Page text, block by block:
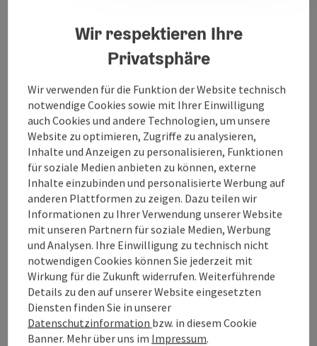
Wanderweg in Mattighofen
Tour und Routeninformationen
Anreise/Lage
Eignung
Anfrage senden
Wir respektieren Ihre
Privatsphäre
Wir verwenden für die Funktion der Website technisch
notwendige Cookies sowie mit Ihrer Einwilligung
auch Cookies und andere Technologien, um unsere
Website zu optimieren, Zugriffe zu analysieren,
Inhalte und Anzeigen zu personalisieren, Funktionen
für soziale Medien anbieten zu können, externe
Inhalte einzubinden und personalisierte Werbung auf
anderen Plattformen zu zeigen. Dazu teilen wir
Informationen zu Ihrer Verwendung unserer Website
mit unseren Partnern für soziale Medien, Werbung
und Analysen. Ihre Einwilligung zu technisch nicht
notwendigen Cookies können Sie jederzeit mit
Wirkung für die Zukunft widerrufen. Weiterführende
Details zu den auf unserer Website eingesetzten
Diensten finden Sie in unserer
Datenschutzinformation bzw. in diesem Cookie
Banner. Mehr über uns im Impressum.